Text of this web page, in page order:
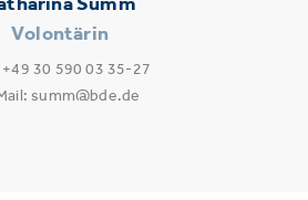
Volontärin
+49 30 590 03 35-27
summ@bde.de